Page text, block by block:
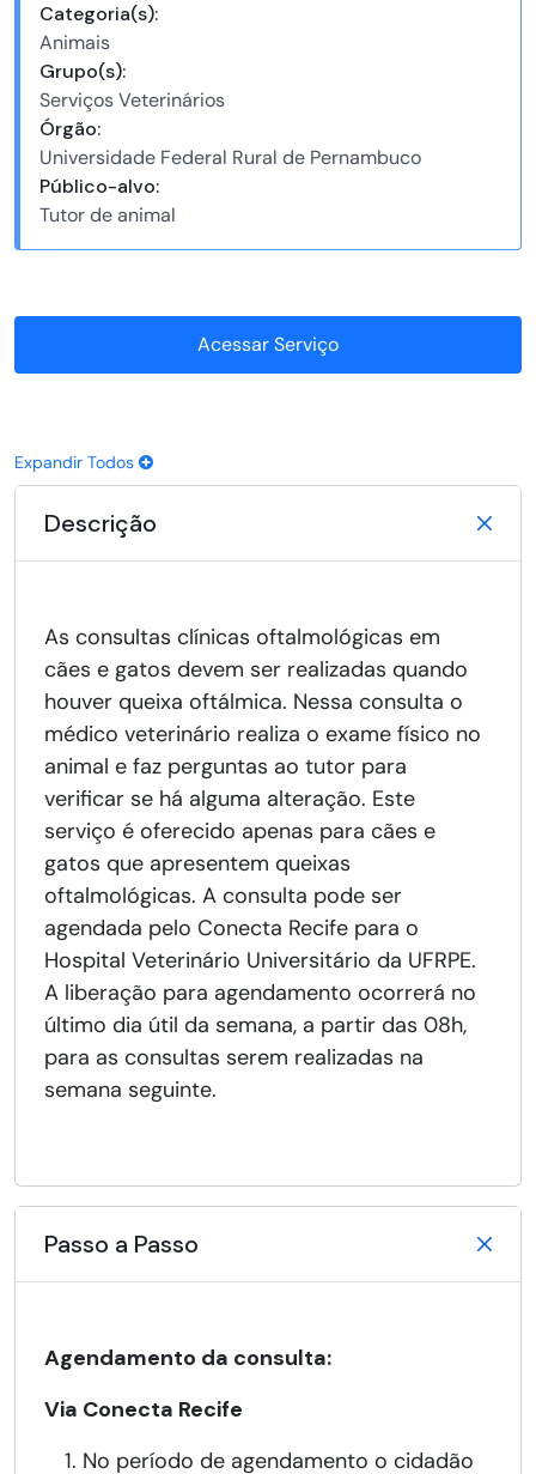
Categoria(s):
Animais
Grupo(s):
Serviços Veterinários
Órgão:
Universidade Federal Rural de Pernambuco
Público-alvo:
Tutor de animal
Acessar Serviço
Expandir Todos
Descrição
As consultas clínicas oftalmológicas em
cães e gatos devem ser realizadas quando
houver queixa oftálmica. Nessa consulta o
médico veterinário realiza o exame físico no
animal e faz perguntas ao tutor para
verificar se há alguma alteração. Este
serviço é oferecido apenas para cães e
gatos que apresentem queixas
oftalmológicas. A consulta pode ser
agendada pelo Conecta Recife para o
Hospital Veterinário Universitário da UFRPE.
A liberação para agendamento ocorrerá no
último dia útil da semana, a partir das 08h,
para as consultas serem realizadas na
semana seguinte.
Passo a Passo
Agendamento da consulta:
Via Conecta Recife
No período de agendamento o cidadão